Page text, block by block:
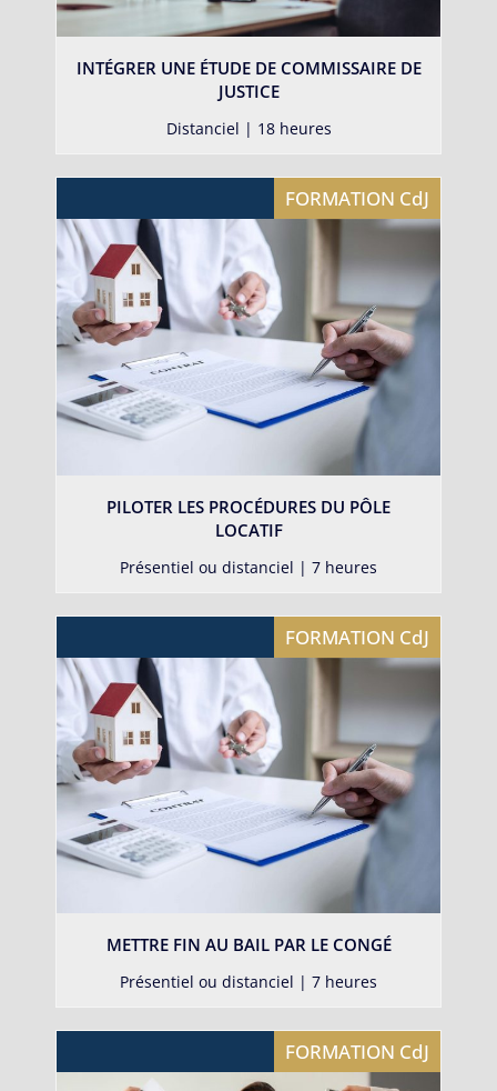
INTÉGRER UNE ÉTUDE DE COMMISSAIRE DE
JUSTICE
Distanciel | 18 heures
PILOTER LES PROCÉDURES DU PÔLE
LOCATIF
Présentiel ou distanciel | 7 heures
FORMATION CdJ
METTRE FIN AU BAIL PAR LE CONGÉ
Présentiel ou distanciel | 7 heures
FORMATION CdJ
FORMATION CdJ